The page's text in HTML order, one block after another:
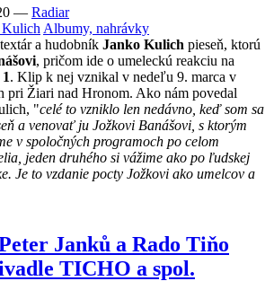
— Radiar
Kulich Albumy, nahrávky
a hudobník Janko Kulich pieseň, ktorú
, pričom ide o umeleckú reakciu na
. Klip k nej vznikal v nedeľu 9. marca v
pri Žiari nad Hronom. Ako nám povedal
"celé to vzniklo len nedávno, keď som sa
a venovať ju Jožkovi Banášovi, s ktorým
v spoločných programoch po celom
jeden druhého si vážime ako po ľudskej
Je to vzdanie pocty Jožkovi ako umelcov a
Janků a Rado Tiňo
TICHO a spol.